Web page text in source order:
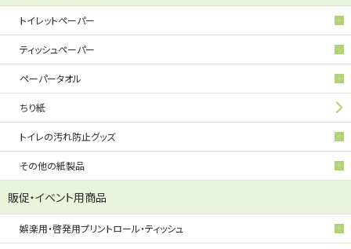
トイレットペーパー
ティッシュペーパー
ペーパータオル
ちり紙
トイレの汚れ防止グッズ
その他の紙製品
販促・イベント用商品
娯楽用・啓発用プリントロール・ティッシュ